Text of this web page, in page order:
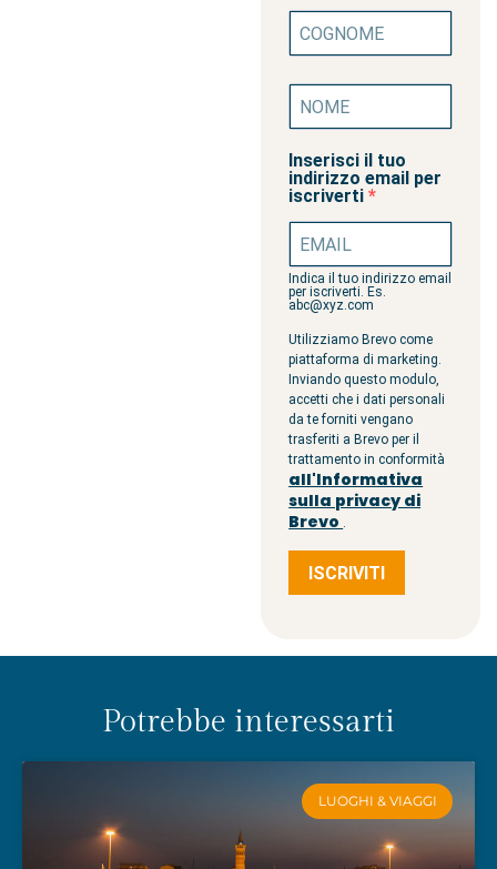
Inserisci il tuo
indirizzo email per
iscriverti
Indica il tuo indirizzo email
per iscriverti. Es.
abc@xyz.com
Utilizziamo Brevo come
piattaforma di marketing.
Inviando questo modulo,
accetti che i dati personali
da te forniti vengano
trasferiti a Brevo per il
trattamento in conformità
all'Informativa
sulla privacy di
Brevo .
ISCRIVITI
Potrebbe interessarti
LUOGHI & VIAGGI